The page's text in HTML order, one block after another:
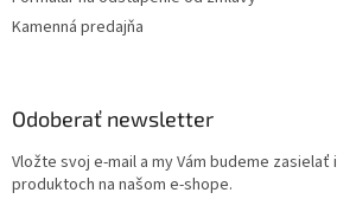
Kamenná predajňa
Odoberať newsletter
Vložte svoj e-mail a my Vám budeme
produktoch na našom e-shope.